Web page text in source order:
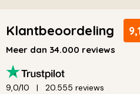
Klantbeoordeling
Meer dan 34.000 reviews
9,0/10 20.555 reviews